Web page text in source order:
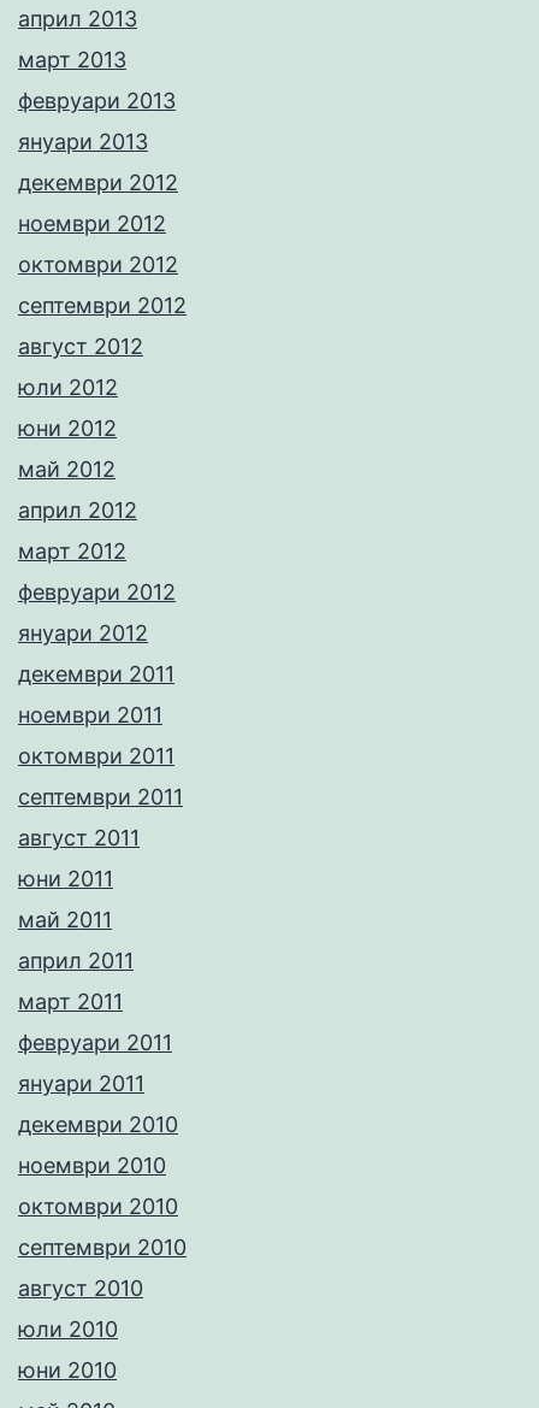
април 2013
март 2013
февруари 2013
януари 2013
декември 2012
ноември 2012
октомври 2012
септември 2012
август 2012
юли 2012
юни 2012
май 2012
април 2012
март 2012
февруари 2012
януари 2012
декември 2011
ноември 2011
октомври 2011
септември 2011
август 2011
юни 2011
май 2011
април 2011
март 2011
февруари 2011
януари 2011
декември 2010
ноември 2010
октомври 2010
септември 2010
август 2010
юли 2010
юни 2010